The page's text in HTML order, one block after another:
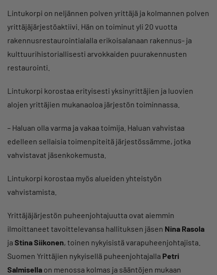
Lintukorpi on neljännen polven yrittäjä ja kolmannen polven
yrittäjäjärjestöaktiivi. Hän on toiminut yli 20 vuotta
rakennusrestaurointialalla erikoisalanaan rakennus- ja
kulttuurihistoriallisesti arvokkaiden puurakennusten
restaurointi.
Lintukorpi korostaa erityisesti yksinyrittäjien ja luovien
alojen yrittäjien mukanaoloa järjestön toiminnassa.
– Haluan olla varma ja vakaa toimija. Haluan vahvistaa
edelleen sellaisia toimenpiteitä järjestössämme, jotka
vahvistavat jäsenkokemusta.
Lintukorpi korostaa myös alueiden yhteistyön
vahvistamista.
Yrittäjäjärjestön puheenjohtajuutta ovat aiemmin
ilmoittaneet tavoittelevansa hallituksen jäsen Nina Rasola
ja Stina Siikonen, toinen nykyisistä varapuheenjohtajista.
Suomen Yrittäjien nykyisellä puheenjohtajalla Petri
Salmisella on menossa kolmas ja sääntöjen mukaan